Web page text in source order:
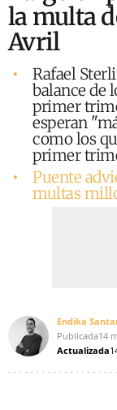
la multa
Avril
Rafael
balance de
primer
esperan
como los
primer
Puente
multas
Endika
Publicada14
Actualizada